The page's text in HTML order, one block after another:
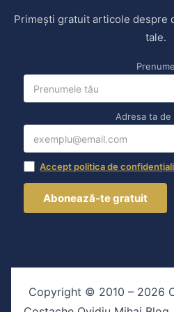
Primești gratuit articole despre
tale.
Prenume
Adresa ta de
Accept politica de
Copyright © 2010 – 2026